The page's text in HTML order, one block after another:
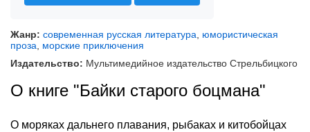
Жанр: современная русская литература, юмористическая
проза, морские приключения
Издательство: Мультимедийное издательство Стрельбицкого
О книге "Байки старого боцмана"
О моряках дальнего плавания, рыбаках и китобойцах